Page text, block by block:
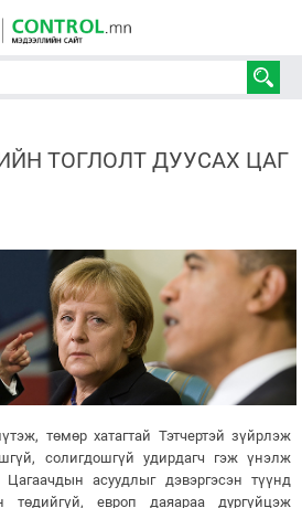
ТОГЛОЛТ ДУУСАХ ЦАГ
төмөр хатагтай Тэтчертэй зүйрлэж
солигдошгүй удирдагч гэж үнэлж
асуудлыг дэвэргэсэн түүнд
төдийгүй, европ даяараа дургүйцэж